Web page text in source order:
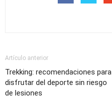
Artículo anterior
Trekking: recomendaciones para
disfrutar del deporte sin riesgo
de lesiones